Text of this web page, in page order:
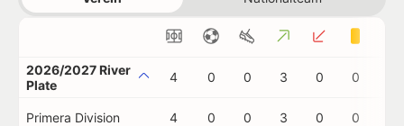
2026/2027 River
Plate
4 0 0 3 0 0
Primera Division 4 0 0 3 0 0